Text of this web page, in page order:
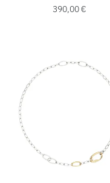
390,00 €